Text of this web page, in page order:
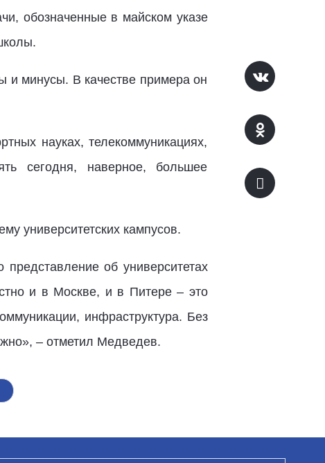
обозначенные в майском указе
и минусы. В качестве примера он
науках, телекоммуникациях,
сегодня, наверное, большее
университетских кампусов.
об университетах
и в Москве, и в Питере – это
инфраструктура. Без
– отметил Медведев.